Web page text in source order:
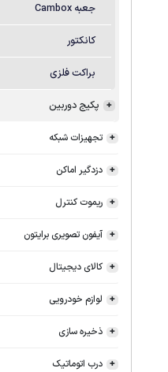
جعبه Cambox
کانکتور
براکت فلزی
پکیج دوربین
تجهیزات شبکه
دزدگیر اماکن
ریموت کنترل
آیفون تصویری برایتون
کالای دیجیتال
لوازم خودرویی
ذخیره سازی
درب اتوماتیک